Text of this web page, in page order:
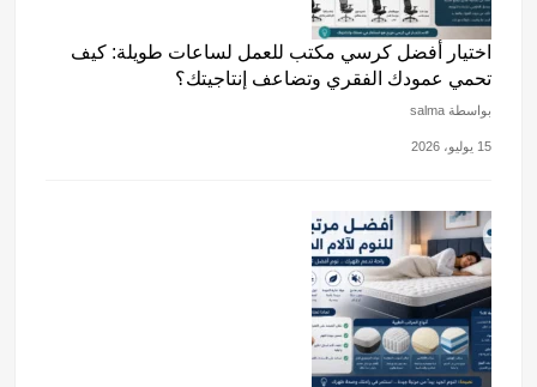
اختيار أفضل كرسي مكتب للعمل لساعات طويلة: كيف
تحمي عمودك الفقري وتضاعف إنتاجيتك؟
بواسطة salma
15 يوليو، 2026